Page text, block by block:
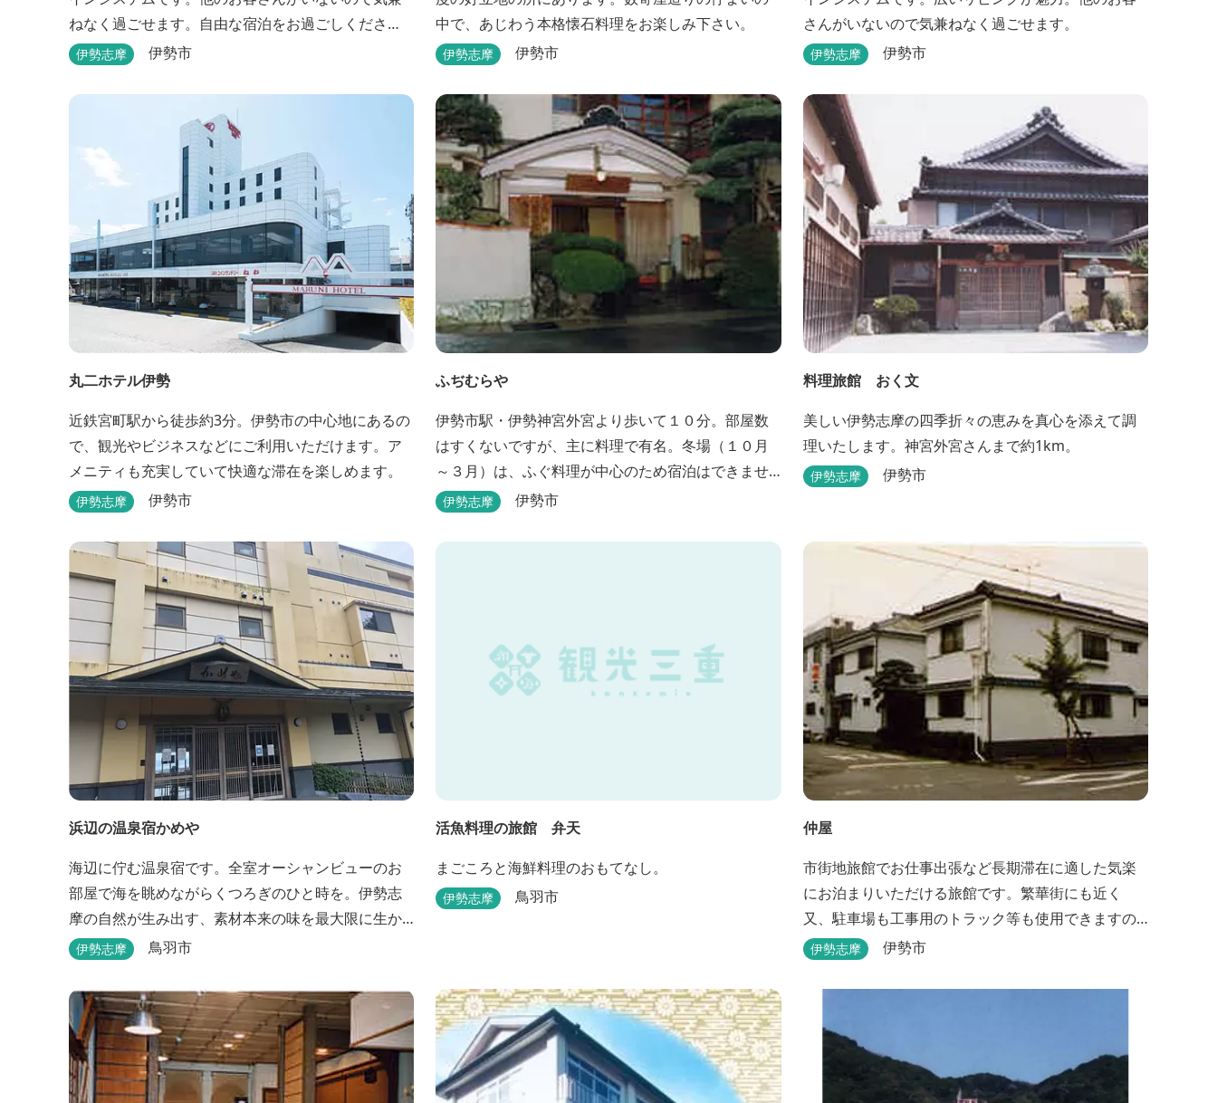
ねなく過ごせます。自由な宿泊をお過ごしくださ
い。
伊勢志摩 伊勢市
中で、あじわう本格懐石料理をお楽しみ下さい。
伊勢志摩 伊勢市
さんがいないので気兼ねなく過ごせます。
伊勢志摩 伊勢市
丸二ホテル伊勢
近鉄宮町駅から徒歩約3分。伊勢市の中心地にあるの
で、観光やビジネスなどにご利用いただけます。ア
メニティも充実していて快適な滞在を楽しめます。
伊勢志摩 伊勢市
ふぢむらや
伊勢市駅・伊勢神宮外宮より歩いて１０分。部屋数
はすくないですが、主に料理で有名。冬場（１０月
～３月）は、ふぐ料理が中心のため宿泊はできませ
ん。他に季節ごとに地元素材を生かした特殊料理も
伊勢志摩 伊勢市
料理旅館 おく文
美しい伊勢志摩の四季折々の恵みを真心を添えて調
理いたします。神宮外宮さんまで約1km。
伊勢志摩 伊勢市
浜辺の温泉宿かめや
海辺に佇む温泉宿です。全室オーシャンビューのお
部屋で海を眺めながらくつろぎのひと時を。伊勢志
摩の自然が生み出す、素材本来の味を最大限に生か
したお料理も味わえます。
伊勢志摩 鳥羽市
活魚料理の旅館 弁天
まごころと海鮮料理のおもてなし。
伊勢志摩 鳥羽市
仲屋
市街地旅館でお仕事出張など長期滞在に適した気楽
にお泊まりいただける旅館です。繁華街にも近く
又、駐車場も工事用のトラック等も使用できますの
で、ぜひご利用ください。
伊勢志摩 伊勢市